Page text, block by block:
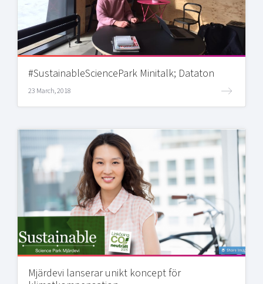
#SustainableSciencePark Minitalk; Dataton
23 March, 2018
Mjärdevi lanserar unikt koncept för